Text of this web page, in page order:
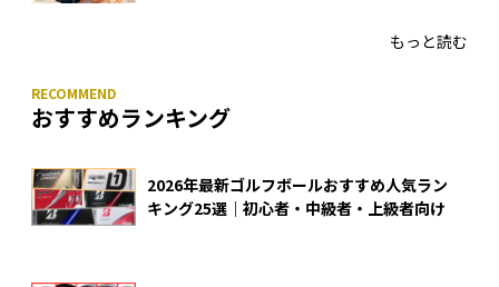
もっと読む
おすすめランキング
2026年最新ゴルフボールおすすめ人気ラン
キング25選｜初心者・中級者・上級者向け